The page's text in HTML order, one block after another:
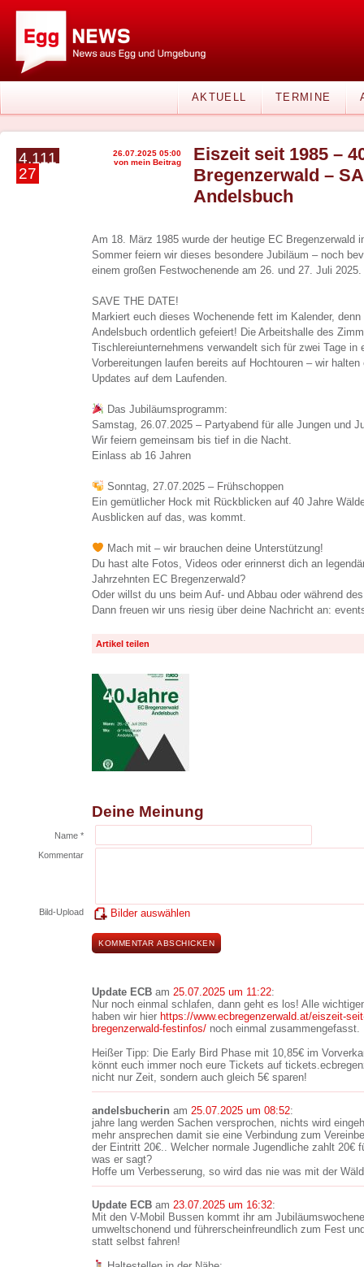
AKTUELL TERMINE
4.111
27
26.07.2025 05:00
von mein Beitrag
Eiszeit seit 1985 –
Bregenzerwald –
Andelsbuch
Am 18. März 1985 wurde der heutige EC Bregenzerwald
Sommer feiern wir dieses besondere Jubiläum – noch
einem großen Festwochenende am 26. und 27. Juli 2025.
SAVE THE DATE!
Markiert euch dieses Wochenende fett im Kalender,
Andelsbuch ordentlich gefeiert! Die Arbeitshalle des
Tischlereiunternehmens verwandelt sich für zwei Tage in
Vorbereitungen laufen bereits auf Hochtouren – wir
Updates auf dem Laufenden.
Das Jubiläumsprogramm:
Samstag, 26.07.2025 – Partyabend für alle Jungen und
Wir feiern gemeinsam bis tief in die Nacht.
Einlass ab 16 Jahren
Sonntag, 27.07.2025 – Frühschoppen
Ein gemütlicher Hock mit Rückblicken auf 40 Jahre
Ausblicken auf das, was kommt.
Mach mit – wir brauchen deine Unterstützung!
Du hast alte Fotos, Videos oder erinnerst dich an
Jahrzehnten EC Bregenzerwald?
Oder willst du uns beim Auf- und Abbau oder während
Dann freuen wir uns riesig über deine Nachricht an:
Artikel teilen
Deine Meinung
Name *
Kommentar
Bild-Upload Bilder auswählen
Update ECB am 25.07.2025 um 11:22:
Nur noch einmal schlafen, dann geht es los! Alle
haben wir hier https://www.ecbregenzerwald.at/eiszeit-
bregenzerwald-festinfos/ noch einmal zusammengefasst.
Heißer Tipp: Die Early Bird Phase mit 10,85€ im
könnt euch immer noch eure Tickets auf
nicht nur Zeit, sondern auch gleich 5€ sparen!
andelsbucherin am 25.07.2025 um 08:52:
jahre lang werden Sachen versprochen, nichts wird
mehr ansprechen damit sie eine Verbindung zum
der Eintritt 20€.. Welcher normale Jugendliche zahlt 20€
was er sagt?
Hoffe um Verbesserung, so wird das nie was mit der
Update ECB am 23.07.2025 um 16:32:
Mit den V-Mobil Bussen kommt ihr am
umweltschonend und führerscheinfreundlich zum Fest
statt selbst fahren!